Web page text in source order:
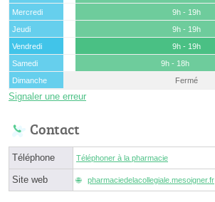
Mercredi
9h - 19h
Jeudi
9h - 19h
Vendredi
9h - 19h
Samedi
9h - 18h
Dimanche
Fermé
Signaler une erreur
Contact
Téléphone Téléphoner à la pharmacie
Site web pharmaciedelacollegiale.mesoigner.fr